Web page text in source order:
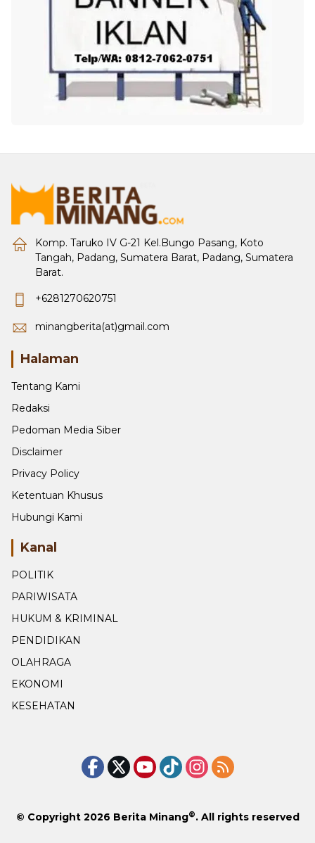
Komp. Taruko IV G-21 Kel.Bungo Pasang, Koto
Tangah, Padang, Sumatera Barat, Padang, Sumatera
Barat.
+6281270620751
minangberita(at)gmail.com
Halaman
Tentang Kami
Redaksi
Pedoman Media Siber
Disclaimer
Privacy Policy
Ketentuan Khusus
Hubungi Kami
Kanal
POLITIK
PARIWISATA
HUKUM & KRIMINAL
PENDIDIKAN
OLAHRAGA
EKONOMI
KESEHATAN
© Copyright 2026 Berita Minang®. All rights reserved